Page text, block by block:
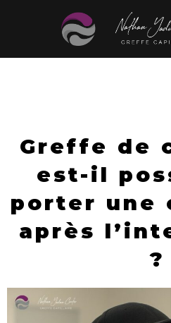
Greffe de
est-il
porter une
après
?